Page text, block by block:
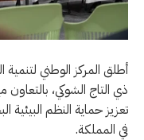
أطلق المركز الوطني
ذي التاج الشوكي،
تعزيز حماية النظم
في المملكة.